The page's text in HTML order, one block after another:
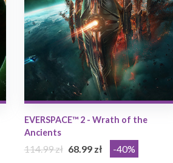
EVERSPACE™ 2 - Wrath of the
Ancients
114.99 zł 68.99 zł -40%